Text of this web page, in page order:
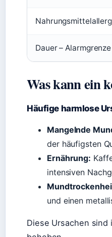
Dauer – Alarmgrenze
Was kann ein
Häufige harmlose
Mangelnde
der häufigsten
Ernährung:
intensiven
und einen
Diese Ursachen sind